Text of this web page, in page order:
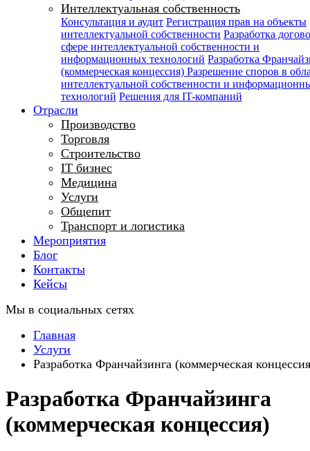
Интеллектуальная собственность
Консультация и аудит Регистрация прав на объекты
интеллектуальной собственности Разработка
сфере интеллектуальной собственности и
информационных технологий Разработка
(коммерческая концессия) Разрешение споров в
интеллектуальной собственности и
технологий Решения для IT-компаний
Отрасли
Производство
Торговля
Строительство
IT бизнес
Медицина
Услуги
Общепит
Транспорт и логистика
Мероприятия
Блог
Контакты
Кейсы
Мы в социальных сетях
Главная
Услуги
Разработка Франчайзинга (коммерческая
Разработка Франчайзинга
(коммерческая концессия)